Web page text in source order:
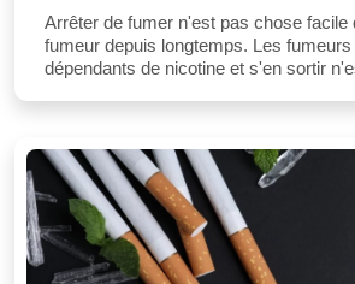
Arrêter de fumer n'est pas chose facile
fumeur depuis longtemps. Les
dépendants de nicotine et s'en sortir